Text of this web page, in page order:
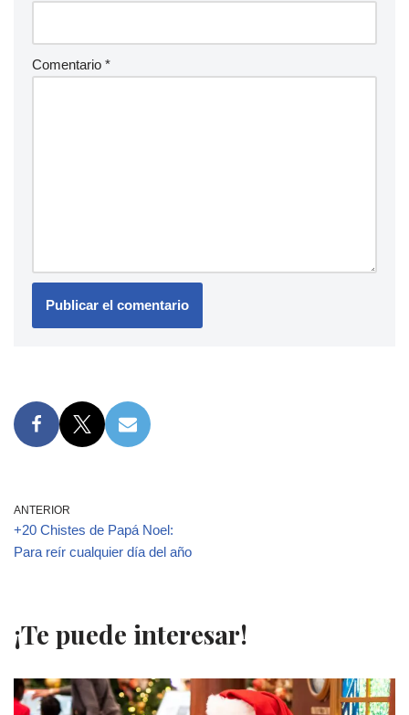
Comentario *
ANTERIOR
+20 Chistes de Papá Noel:
Para reír cualquier día del año
¡Te puede interesar!